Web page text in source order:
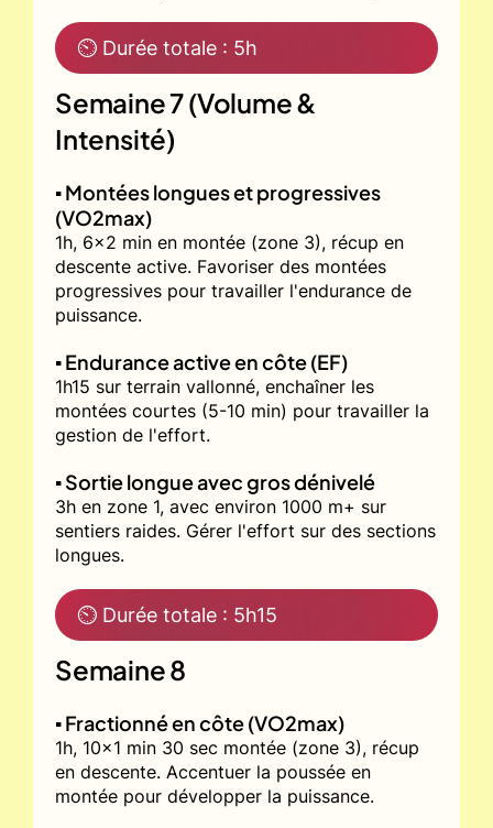
⏲ Durée totale : 5h
Semaine 7 (Volume &
Intensité)
▪️ Montées longues et progressives
(VO2max)
1h, 6x2 min en montée (zone 3), récup en
descente active. Favoriser des montées
progressives pour travailler l'endurance de
puissance.
▪️ Endurance active en côte (EF)
1h15 sur terrain vallonné, enchaîner les
montées courtes (5-10 min) pour travailler la
gestion de l'effort.
▪️ Sortie longue avec gros dénivelé
3h en zone 1, avec environ 1000 m+ sur
sentiers raides. Gérer l'effort sur des sections
longues.
⏲ Durée totale : 5h15
Semaine 8
▪️ Fractionné en côte (VO2max)
1h, 10x1 min 30 sec montée (zone 3), récup
en descente. Accentuer la poussée en
montée pour développer la puissance.